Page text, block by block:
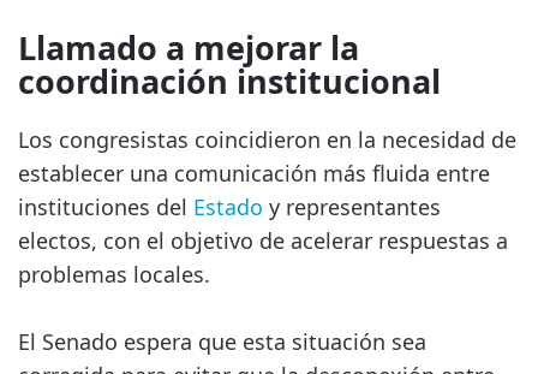
Llamado a mejorar la
coordinación institucional
Los congresistas coincidieron en la necesidad de
establecer una comunicación más fluida entre
instituciones del Estado y representantes
electos, con el objetivo de acelerar respuestas a
problemas locales.
El Senado espera que esta situación sea